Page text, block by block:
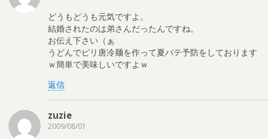
どうもどうも元気ですよ。
結婚されたのは弟さんだったんですね。
お伝え下さい（ぁ
うどんでピリ唐冷麺を作って夏バテ予防をしております
ｗ簡単で美味しいですよｗ
返信
zuzie
2009/08/01